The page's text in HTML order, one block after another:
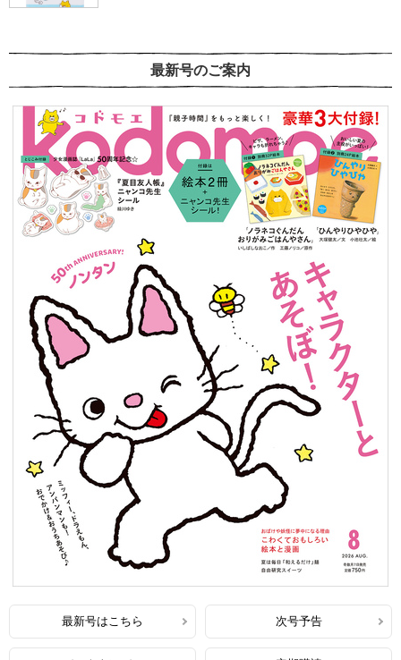
最新号のご案内
最新号はこちら 次号予告